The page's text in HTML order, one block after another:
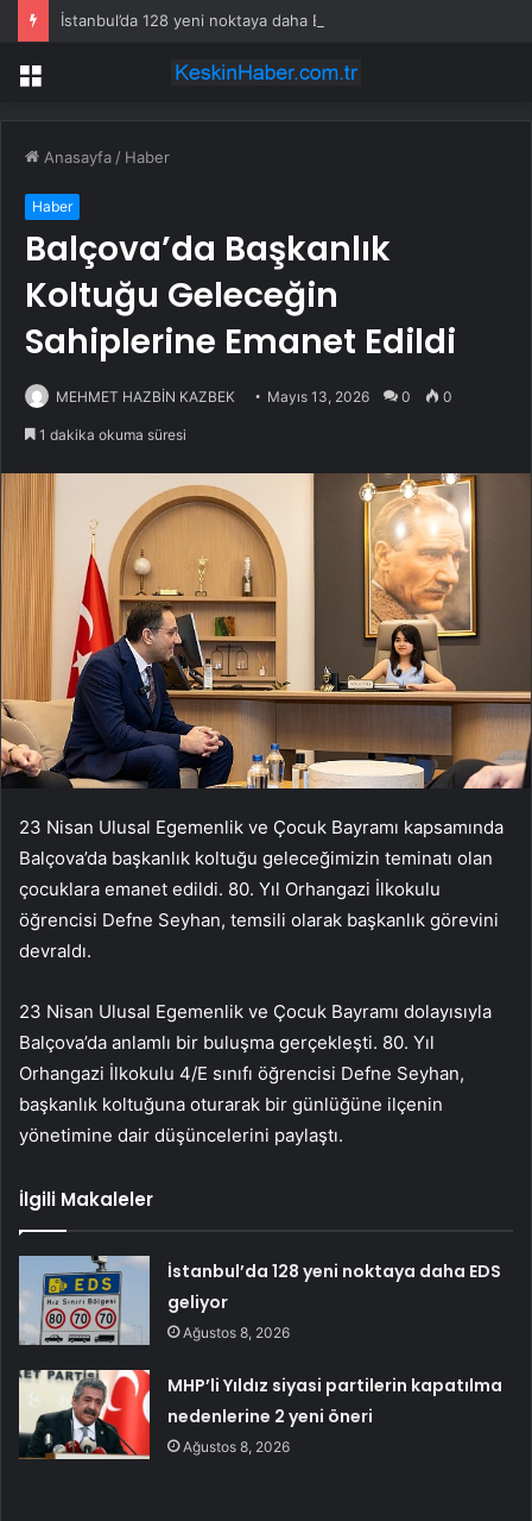
İstanbul’da 128 yeni noktaya daha EDS geliyor
Menü
Anasayfa / Haber
Haber
Balçova’da Başkanlık
Koltuğu Geleceğin
Sahiplerine Emanet Edildi
MEHMET HAZBİN KAZBEK Mayıs 13, 2026 0 0
1 dakika okuma süresi
23 Nisan Ulusal Egemenlik ve Çocuk Bayramı kapsamında
Balçova’da başkanlık koltuğu geleceğimizin teminatı olan
çocuklara emanet edildi. 80. Yıl Orhangazi İlkokulu
öğrencisi Defne Seyhan, temsili olarak başkanlık görevini
devraldı.
23 Nisan Ulusal Egemenlik ve Çocuk Bayramı dolayısıyla
Balçova’da anlamlı bir buluşma gerçekleşti. 80. Yıl
Orhangazi İlkokulu 4/E sınıfı öğrencisi Defne Seyhan,
başkanlık koltuğuna oturarak bir günlüğüne ilçenin
yönetimine dair düşüncelerini paylaştı.
İlgili Makaleler
İstanbul’da 128 yeni noktaya daha EDS
geliyor
Ağustos 8, 2026
MHP’li Yıldız siyasi partilerin kapatılma
nedenlerine 2 yeni öneri
Ağustos 8, 2026